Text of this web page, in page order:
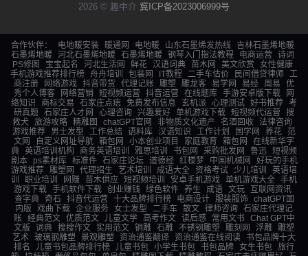
2026 © 趣中介 冀ICP备2023006999号
合作伙伴： 电地暖安装 暖通网 电地暖 山东石墨烯发热线
吉林石墨烯地暖
石墨烯地暖
河北石墨烯地暖 石墨烯地暖 钢琴入门指法教程 电商运营
诗词
PS修图
宝宝起名 河北生活网 鲜花 汉语词典 苗木网 美文欣赏
女性健康
手机游戏推荐排行榜 舟舟培训 包装网 IT教程 二手车估价 民间借贷律师
工
商注册
网络游戏 抖音带货 代理记账 雕塑 雕龙客 易学网 易经 周易
优
秀个人博客
网络营销 短视频运营 抖音运营 在线题库 手游安卓版下载
网
络知识
商标交易 石家庄点痣 免费发布信息 玄机派 心理测试 好书推荐 考
研真题
石家庄人才网 心理咨询 兴趣爱好 单机游戏下载 短视频代运营
搜
救犬 旅游攻略 精雕图 chatGPT官网 非物质文化遗产 名酒回收
法律咨询
游戏推荐
男士发型 工作总结 语料库 汉语知识 工作计划 国学网 养花
范
文网
自定义网址导航 箱包网 小本创业项目 家庭教育 箱包网
在线新华字
典 英语培训机构 商务英语培训 雅思培训 书包网 采购批发网 鲁迅 短视频
剧本
ps素材库 标准件 石家庄论坛 道德经 红楼梦 中国机械网
好玩的手机
游戏推荐 雕塑网 代理招生 艺术培训 成语大全 资格考试 少儿培训
英语培
训
职业培训 网赚 苗木供应 短视频培训 安卓手机游戏 单机游戏大全 手机
游戏下载
手机软件下载 创业赚钱 绿色软件 养生 成语 文玩
互联网资讯
查字典
奇石 抖音代运营 十大品牌排行榜 电商设计 服装服饰
chatGPT国
内版
戏曲下载 企业服务 女士发型 二手车 散文 律师咨询 石家庄代理记
账
经典范文 优质范文 儿童文学 高考作文 读后感 常用文书
Chat GPT中
文版
词典 搜搜作文 实用范文 铜雕 石雕 不锈钢雕塑 雕刻网 浮雕 雕塑
艺术 玻璃钢雕塑 景观雕塑 资治通鉴翻译 资治通鉴在线阅读 书包品牌十大
排名
儿童书包品牌排行榜 儿童书包 小学生书包 书包品牌 女生书包 旅行